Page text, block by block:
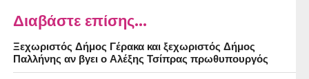
Διαβάστε επίσης...
Ξεχωριστός Δήμος Γέρακα και ξεχωριστός Δήμος
Παλλήνης αν βγει ο Αλέξης Τσίπρας πρωθυπουργός